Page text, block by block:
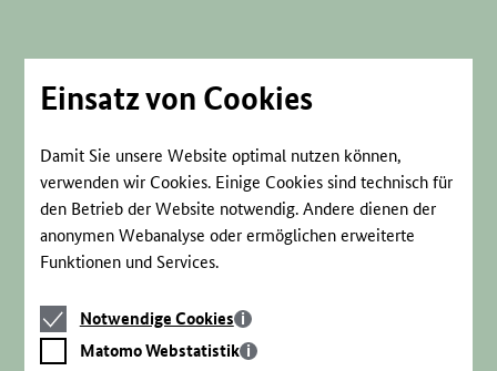
Einsatz von Cookies
Damit Sie unsere Website optimal nutzen können,
verwenden wir Cookies. Einige Cookies sind technisch für
den Betrieb der Website notwendig. Andere dienen der
anonymen Webanalyse oder ermöglichen erweiterte
Funktionen und Services.
Notwendige
Cookies
Notwendige Cookies
Matomo
Webstatistik
Matomo Webstatistik